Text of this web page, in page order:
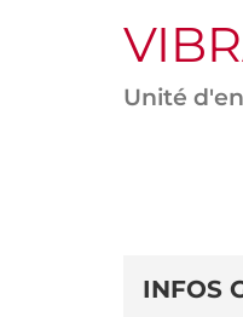
Unité
DE
INFOS